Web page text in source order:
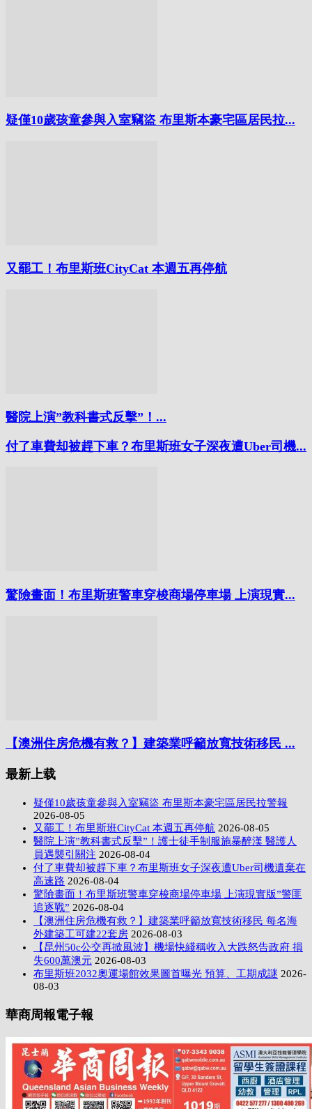
疑僅10歲孩童參與入室竊盜 布里斯本豪宅區居民拉...
又罷工！布里斯班CityCat 本週五再停航
醫院上演”教科書式反擊”！...
付了車費却被趕下車？布里斯班女子深夜遭Uber司機...
驚險畫面！布里斯班警車穿梭商場停車場 上演現實...
【澳洲住房危機有救？】建築業呼籲放寬技術移民 ...
最新上载
疑僅10歲孩童參與入室竊盜 布里斯本豪宅區居民拉警報
2026-08-05
又罷工！布里斯班CityCat 本週五再停航 2026-08-05
醫院上演”教科書式反擊”！護士徒手制服施暴醉漢 醫護人
員遇襲引關注 2026-08-04
付了車費却被趕下車？布里斯班女子深夜遭Uber司機遺棄在
高速路 2026-08-04
驚險畫面！布里斯班警車穿梭商場停車場 上演現實版”警匪
追逐戰” 2026-08-04
【澳洲住房危機有救？】建築業呼籲放寬技術移民 每名海
外建築工可建22套房 2026-08-03
【昆州50c公交再掀風波】機場快綫稱收入大跌怒告政府 損
失600萬澳元 2026-08-03
布里斯班2032奧運場館效果圖首曝光 預算、工期成謎 2026-
08-03
華商周報電子報